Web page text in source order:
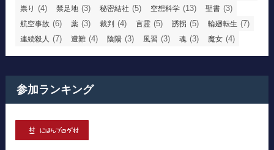
祟り (4) 禁足地 (3) 秘密結社 (5) 空想科学 (13) 聖書 (3)
航空事故 (6) 薬 (3) 裁判 (4) 言霊 (5) 誘拐 (5) 輪廻転生 (7)
連続殺人 (7) 遭難 (4) 陰陽 (3) 風習 (3) 魂 (3) 魔女 (4)
参加ランキング